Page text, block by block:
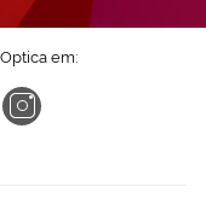
em: